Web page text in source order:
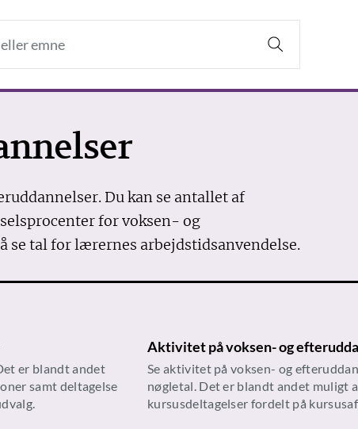
Du kan se antallet af
for voksen- og
se tal for lærernes arbejdstidsanvendelse.
er blandt andet
samt deltagelse
Aktivitet på voksen- og
Se aktivitet på voksen- og
nøgletal. Det er blandt andet muligt
kursusdeltagelser fordelt på